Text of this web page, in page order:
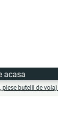
piese butelii de voiaj